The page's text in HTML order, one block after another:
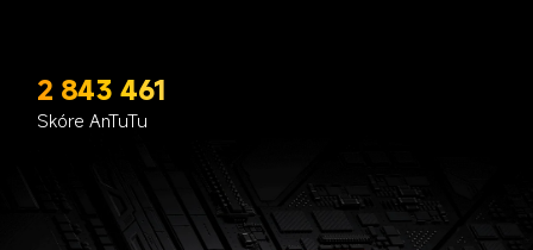
2 843 461
Skóre AnTuTu